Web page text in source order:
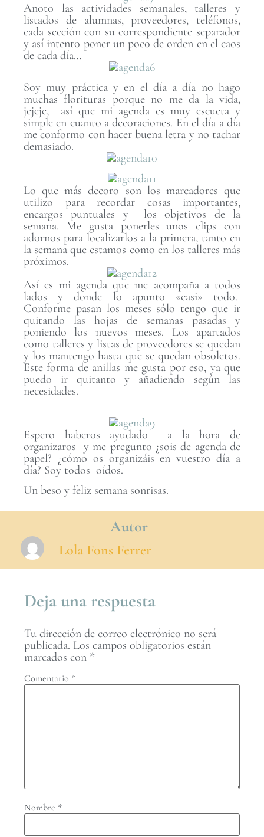
Anoto las actividades semanales, talleres y
listados de alumnas, proveedores, teléfonos,
cada sección con su correspondiente separador
y así intento poner un poco de orden en el caos
de cada día…
Soy muy práctica y en el día a día no hago
muchas florituras porque no me da la vida,
jejeje, así que mi agenda es muy escueta y
simple en cuanto a decoraciones. En el día a día
me conformo con hacer buena letra y no tachar
demasiado.
Lo que más decoro son los marcadores que
utilizo para recordar cosas importantes,
encargos puntuales y los objetivos de la
semana. Me gusta ponerles unos clips con
adornos para localizarlos a la primera, tanto en
la semana que estamos como en los talleres más
próximos.
Así es mi agenda que me acompaña a todos
lados y donde lo apunto «casi» todo.
Conforme pasan los meses sólo tengo que ir
quitando las hojas de semanas pasadas y
poniendo los nuevos meses. Los apartados
como talleres y listas de proveedores se quedan
y los mantengo hasta que se quedan obsoletos.
Este forma de anillas me gusta por eso, ya que
puedo ir quitanto y añadiendo según las
necesidades.
Espero haberos ayudado a la hora de
organizaros y me pregunto ¿sois de agenda de
papel? ¿cómo os organizáis en vuestro día a
día? Soy todos oídos.
Un beso y feliz semana sonrisas.
Autor
Lola Fons Ferrer
Deja una respuesta
Tu dirección de correo electrónico no será
publicada. Los campos obligatorios están
marcados con *
Comentario *
Nombre *